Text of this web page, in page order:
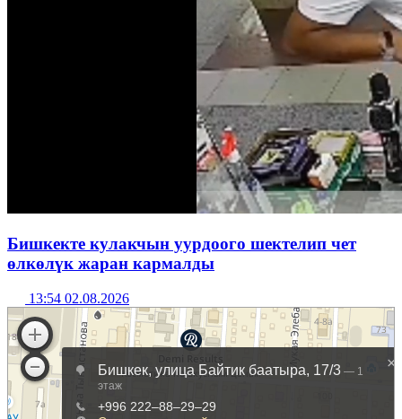
Бишкекте кулакчын уурдоого шектелип чет
өлкөлүк жаран кармалды
13:54 02.08.2026